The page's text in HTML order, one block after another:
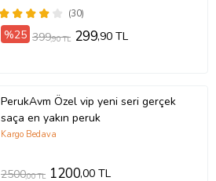
(30)
%25 399,90 TL 299,90 TL
PerukAvm Özel vip yeni seri gerçek
saça en yakın peruk
Kargo Bedava
2500,00 TL 1200,00 TL